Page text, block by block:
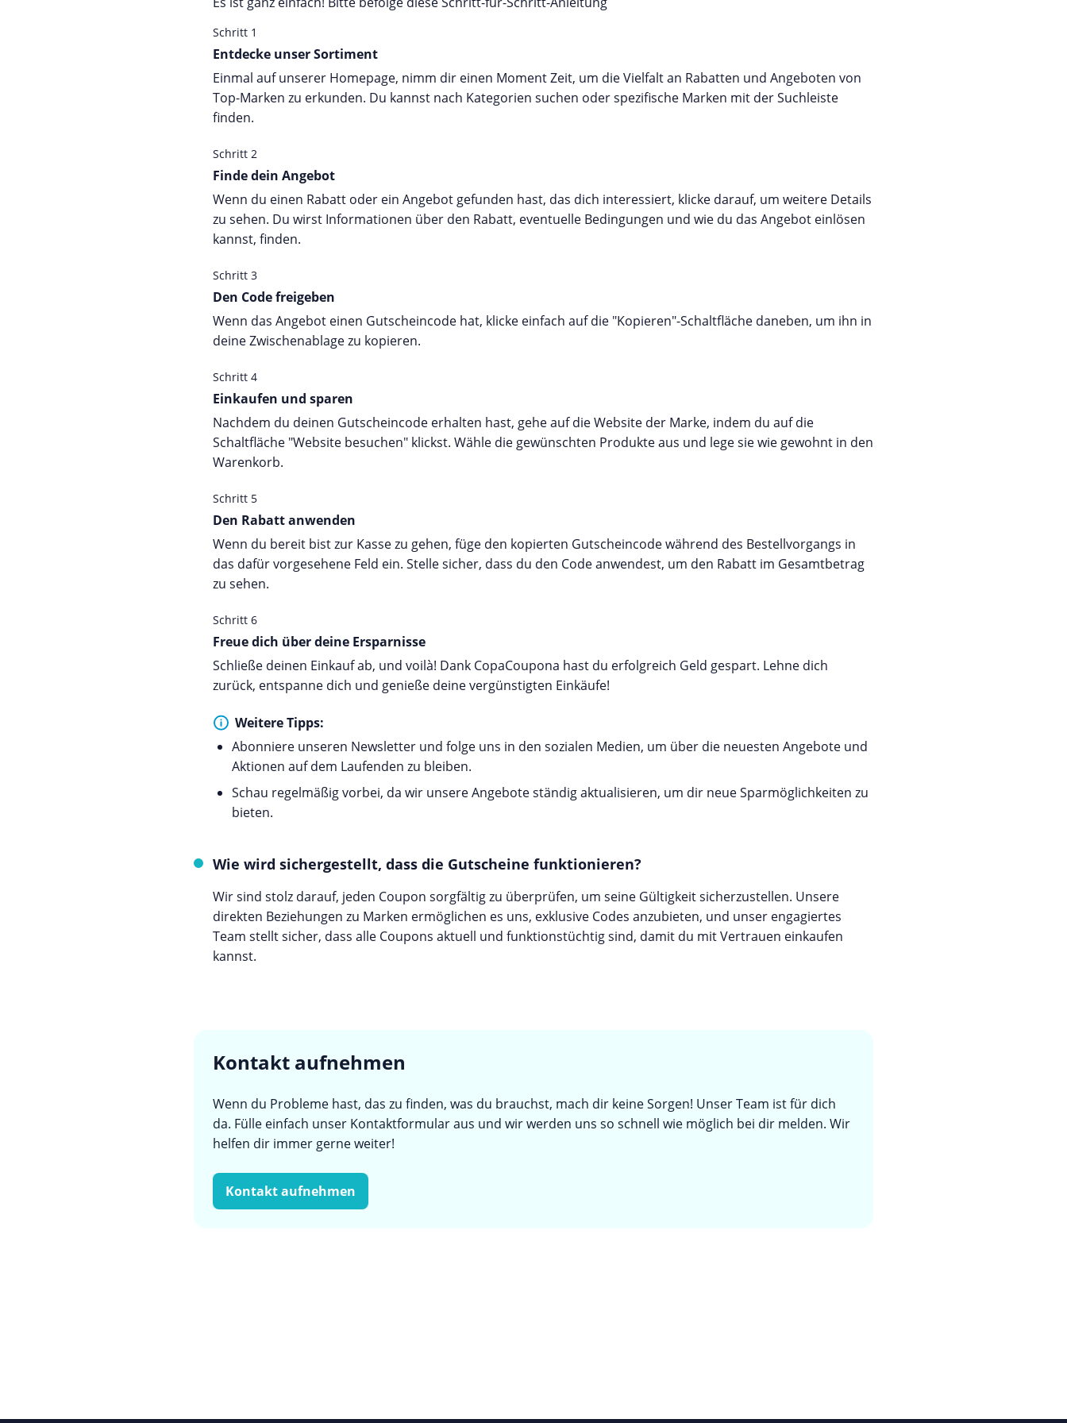
Schritt 1
Entdecke unser Sortiment
Einmal auf unserer Homepage, nimm dir einen Moment Zeit, um die Vielfalt an Rabatten und Angeboten von
Top-Marken zu erkunden. Du kannst nach Kategorien suchen oder spezifische Marken mit der Suchleiste
finden.
Schritt 2
Finde dein Angebot
Wenn du einen Rabatt oder ein Angebot gefunden hast, das dich interessiert, klicke darauf, um weitere Details
zu sehen. Du wirst Informationen über den Rabatt, eventuelle Bedingungen und wie du das Angebot einlösen
kannst, finden.
Schritt 3
Den Code freigeben
Wenn das Angebot einen Gutscheincode hat, klicke einfach auf die "Kopieren"-Schaltfläche daneben, um ihn in
deine Zwischenablage zu kopieren.
Schritt 4
Einkaufen und sparen
Nachdem du deinen Gutscheincode erhalten hast, gehe auf die Website der Marke, indem du auf die
Schaltfläche "Website besuchen" klickst. Wähle die gewünschten Produkte aus und lege sie wie gewohnt in den
Warenkorb.
Schritt 5
Den Rabatt anwenden
Wenn du bereit bist zur Kasse zu gehen, füge den kopierten Gutscheincode während des Bestellvorgangs in
das dafür vorgesehene Feld ein. Stelle sicher, dass du den Code anwendest, um den Rabatt im Gesamtbetrag
zu sehen.
Schritt 6
Freue dich über deine Ersparnisse
Schließe deinen Einkauf ab, und voilà! Dank CopaCoupona hast du erfolgreich Geld gespart. Lehne dich
zurück, entspanne dich und genieße deine vergünstigten Einkäufe!
Weitere Tipps:
Abonniere unseren Newsletter und folge uns in den sozialen Medien, um über die neuesten Angebote und
Aktionen auf dem Laufenden zu bleiben.
Schau regelmäßig vorbei, da wir unsere Angebote ständig aktualisieren, um dir neue Sparmöglichkeiten zu
bieten.
Wie wird sichergestellt, dass die Gutscheine funktionieren?
Wir sind stolz darauf, jeden Coupon sorgfältig zu überprüfen, um seine Gültigkeit sicherzustellen. Unsere
direkten Beziehungen zu Marken ermöglichen es uns, exklusive Codes anzubieten, und unser engagiertes
Team stellt sicher, dass alle Coupons aktuell und funktionstüchtig sind, damit du mit Vertrauen einkaufen
kannst.
Kontakt aufnehmen
Wenn du Probleme hast, das zu finden, was du brauchst, mach dir keine Sorgen! Unser Team ist für dich
da. Fülle einfach unser Kontaktformular aus und wir werden uns so schnell wie möglich bei dir melden. Wir
helfen dir immer gerne weiter!
Kontakt aufnehmen